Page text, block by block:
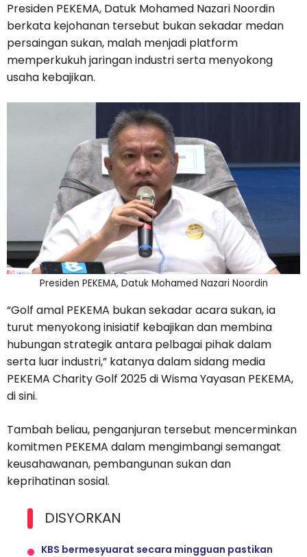
Presiden PEKEMA, Datuk Mohamed Nazari Noordin
berkata kejohanan tersebut bukan sekadar medan
persaingan sukan, malah menjadi platform
memperkukuh jaringan industri serta menyokong
usaha kebajikan.
Presiden PEKEMA, Datuk Mohamed Nazari Noordin
“Golf amal PEKEMA bukan sekadar acara sukan, ia
turut menyokong inisiatif kebajikan dan membina
hubungan strategik antara pelbagai pihak dalam
serta luar industri,” katanya dalam sidang media
PEKEMA Charity Golf 2025 di Wisma Yayasan PEKEMA,
di sini.
Tambah beliau, penganjuran tersebut mencerminkan
komitmen PEKEMA dalam mengimbangi semangat
keusahawanan, pembangunan sukan dan
keprihatinan sosial.
DISYORKAN
KBS bermesyuarat secara mingguan pastikan